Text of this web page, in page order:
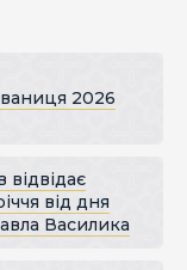
2026
від дня
Василика